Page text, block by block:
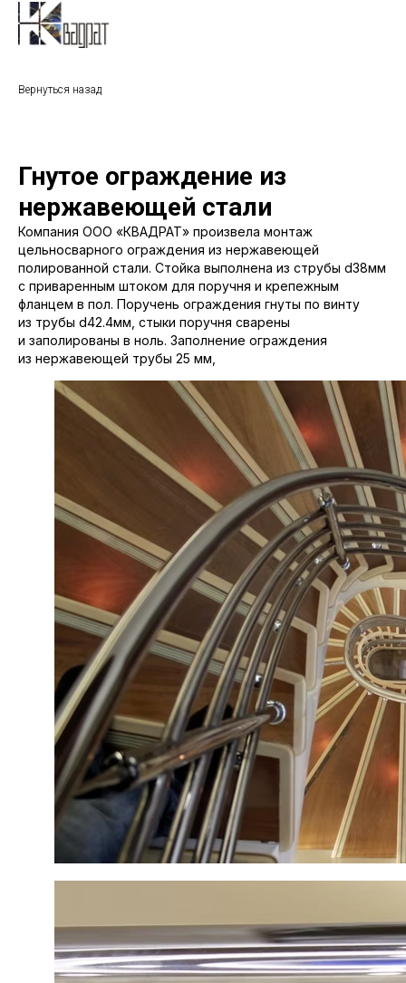
Вернуться назад
Гнутое ограждение из
нержавеющей стали
Компания ООО «КВАДРАТ» произвела монтаж
цельносварного ограждения из нержавеющей
полированной стали. Стойка выполнена из струбы d38мм
с приваренным штоком для поручня и крепежным
фланцем в пол. Поручень ограждения гнуты по винту
из трубы d42.4мм, стыки поручня сварены
и заполированы в ноль. Заполнение ограждения
из нержавеющей трубы 25 мм,